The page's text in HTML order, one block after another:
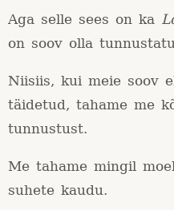
Aga selle sees on ka
on soov olla
Niisiis, kui meie soov
täidetud, tahame me
tunnustust.
Me tahame mingil
suhete kaudu.